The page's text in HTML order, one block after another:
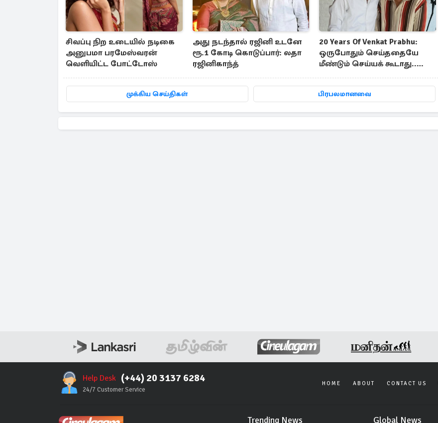
சிவப்பு நிற உடையில் நடிகை
அனுபமா பரமேஸ்வரன்
வெளியிட்ட போட்டோஸ்
அது நடந்தால் ரஜினி உடனே
ரூ.1 கோடி கொடுப்பார்: லதா
ரஜினிகாந்த்
20 Years Of Venkat Prabhu:
ஒருபோதும் செய்ததையே
மீண்டும் செய்யக் கூடாது..
முக்கிய செய்திகள் பிரபலமானவை
Help Desk (+44) 20 3137 6284
24/7 Customer Service
HOME ABOUT CONTACT US
Trending News Global News